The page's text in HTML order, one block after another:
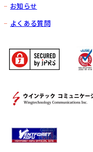
お知らせ
よくある質問